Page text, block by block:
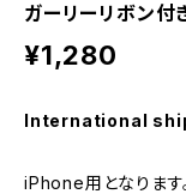
ガーリーリボン付
¥1,280
International
iPhone用となります